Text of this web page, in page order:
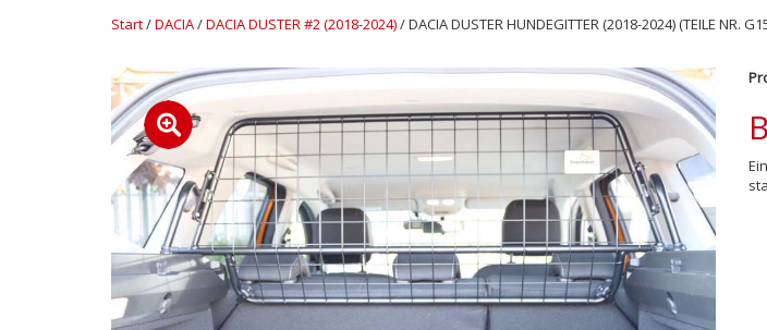
Start/DACIA/DACIA DUSTER #2 (2018-2024)/ DACIA DUSTER HUNDEGITTER (2018-2024) (TEILE NR.